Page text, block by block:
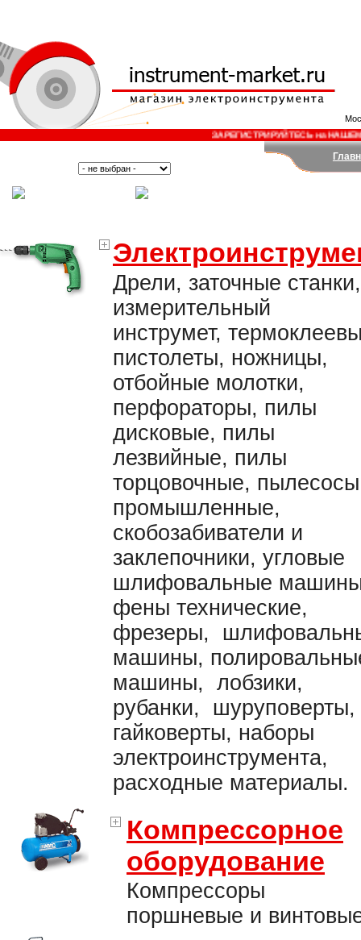
ЗАРЕГИСТРИРУЙТЕСЬ на НАШЕМ
Дрели, заточные станки,
измерительный
инструмет,
пистолеты, ножницы,
отбойные молотки,
перфораторы, пилы
дисковые, пилы
лезвийные, пилы
торцовочные, пылесосы
промышленные,
скобозабиватели и
заклепочники, угловые
шлифовальные
фены технические,
фрезеры,
машины,
машины, лобзики,
рубанки, шуруповерты,
гайковерты, наборы
электроинструмента,
расходные материалы.
Компрессорное
оборудование
Компрессоры
поршневые и